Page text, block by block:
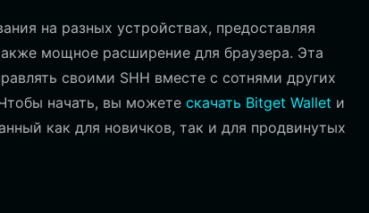
на разных устройствах, предоставляя
мощное расширение для браузера. Эта
своими SHH вместе с сотнями других
начать, вы можете скачать Bitget Wallet и
как для новичков, так и для продвинутых